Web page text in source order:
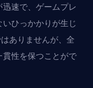
速で、ゲームプレ
ひっかかりが生じ
ありませんが、全
性を保つことがで